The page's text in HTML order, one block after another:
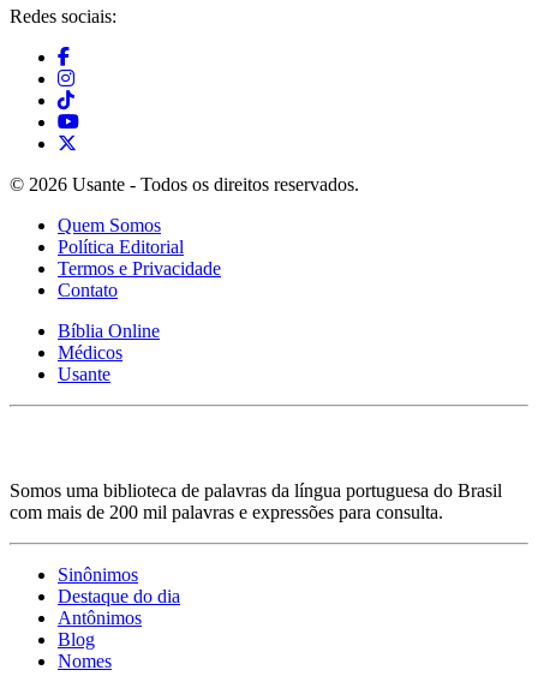
Redes sociais:
© 2026 Usante - Todos os direitos reservados.
Quem Somos
Política Editorial
Termos e Privacidade
Contato
Bíblia Online
Médicos
Usante
Somos uma biblioteca de palavras da língua portuguesa do Brasil
com mais de 200 mil palavras e expressões para consulta.
Sinônimos
Destaque do dia
Antônimos
Blog
Nomes